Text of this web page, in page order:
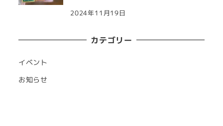
2024年11月19日
カテゴリー
イベント
お知らせ